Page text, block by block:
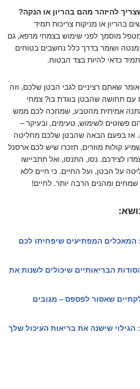
להיזהר מהם בהריון או הנקה?
בהריון או מניקות צריכות תמיד
מוסמך לפני שימוש בצמחי מרפא, גם
ושומר בדרך כלל נחשבים בטוחים
תמיד כדאי להיות בצד הבטוח.
שאתם רציניים לגבי הבטן שלכם, וזה
עם תחושה שהבטן בוגדת בו? צמחי
אמיתית מהטבע, שמחכה לכם ממש
פשוטים לשימוש, טעימים, ובעיקר –
אז בפעם הבאה שהבטן שלכם מחליטה
קולות מוזרים, תזכרו שיש לכם ארסנל
לצידכם. נסו, התנסו, ואל תתביישו
על הבטן, ועל החיים. כי חיים ללא
שמחים ומהנים הרבה יותר. לחיים!
המאכלים המפתיעים שיפחיתו לכם
הבריאותיים שיכולים לשנות את
שאסור לפספס – מגובים
שישנה את בריאות העיכול שלך